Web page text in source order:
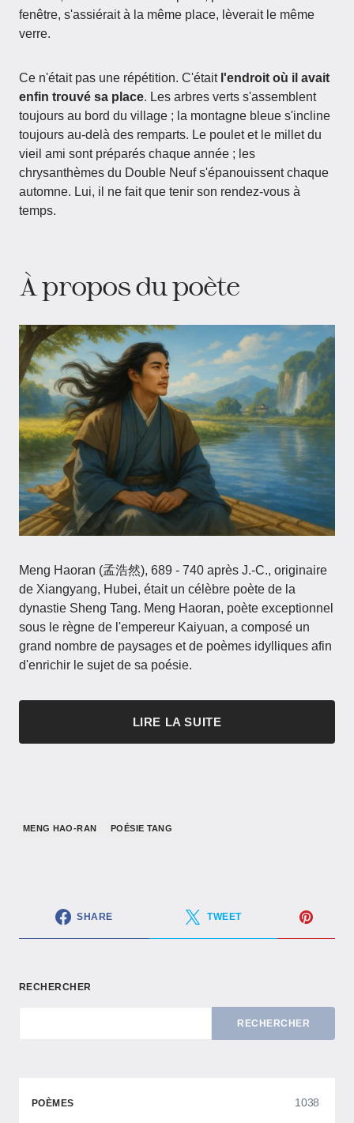
fenêtre, s'assiérait à la même place, lèverait le même
verre.
Ce n'était pas une répétition. C'était l'endroit où il avait
enfin trouvé sa place. Les arbres verts s'assemblent
toujours au bord du village ; la montagne bleue s'incline
toujours au-delà des remparts. Le poulet et le millet du
vieil ami sont préparés chaque année ; les
chrysanthèmes du Double Neuf s'épanouissent chaque
automne. Lui, il ne fait que tenir son rendez-vous à
temps.
À propos du poète
Meng Haoran (孟浩然), 689 - 740 après J.-C., originaire
de Xiangyang, Hubei, était un célèbre poète de la
dynastie Sheng Tang. Meng Haoran, poète exceptionnel
sous le règne de l'empereur Kaiyuan, a composé un
grand nombre de paysages et de poèmes idylliques afin
d'enrichir le sujet de sa poésie.
LIRE LA SUITE
MENG HAO-RAN POÉSIE TANG
SHARE TWEET
RECHERCHER
RECHERCHER
POÈMES 1038